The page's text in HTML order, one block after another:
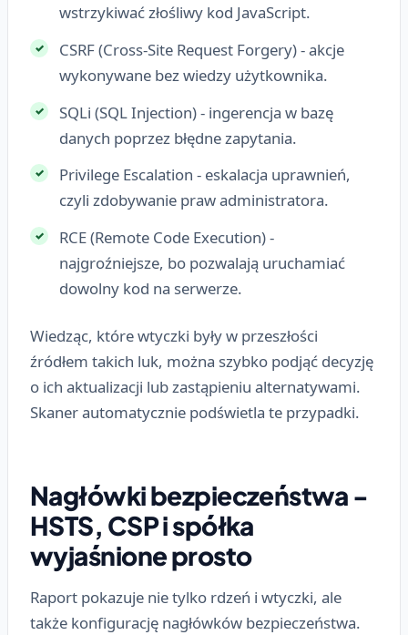
wstrzykiwać złośliwy kod JavaScript.
CSRF (Cross-Site Request Forgery) - akcje
wykonywane bez wiedzy użytkownika.
SQLi (SQL Injection) - ingerencja w bazę
danych poprzez błędne zapytania.
Privilege Escalation - eskalacja uprawnień,
czyli zdobywanie praw administratora.
RCE (Remote Code Execution) -
najgroźniejsze, bo pozwalają uruchamiać
dowolny kod na serwerze.
Wiedząc, które wtyczki były w przeszłości
źródłem takich luk, można szybko podjąć decyzję
o ich aktualizacji lub zastąpieniu alternatywami.
Skaner automatycznie podświetla te przypadki.
Nagłówki bezpieczeństwa -
HSTS, CSP i spółka
wyjaśnione prosto
Raport pokazuje nie tylko rdzeń i wtyczki, ale
także konfigurację nagłówków bezpieczeństwa.